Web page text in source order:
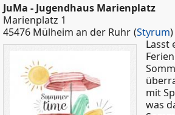
JuMa - Jugendhaus Marienplatz
Marienplatz 1
45476 Mülheim an der Ruhr (Styrum)
Lasst
mit
was